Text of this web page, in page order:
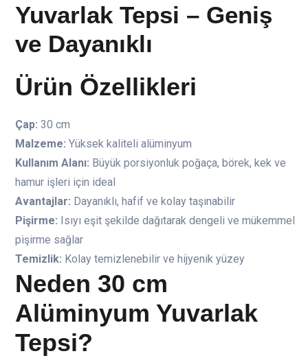
Yuvarlak Tepsi – Geniş
ve Dayanıklı
Ürün Özellikleri
Çap: 30 cm
Malzeme: Yüksek kaliteli alüminyum
Kullanım Alanı: Büyük porsiyonluk poğaça, börek, kek ve
hamur işleri için ideal
Avantajlar: Dayanıklı, hafif ve kolay taşınabilir
Pişirme: Isıyı eşit şekilde dağıtarak dengeli ve mükemmel
pişirme sağlar
Temizlik: Kolay temizlenebilir ve hijyenik yüzey
Neden 30 cm
Alüminyum Yuvarlak
Tepsi?